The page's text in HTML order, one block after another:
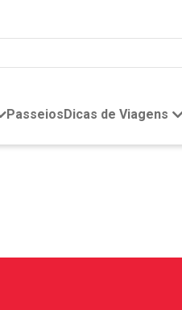
Passeios Dicas de Viagens